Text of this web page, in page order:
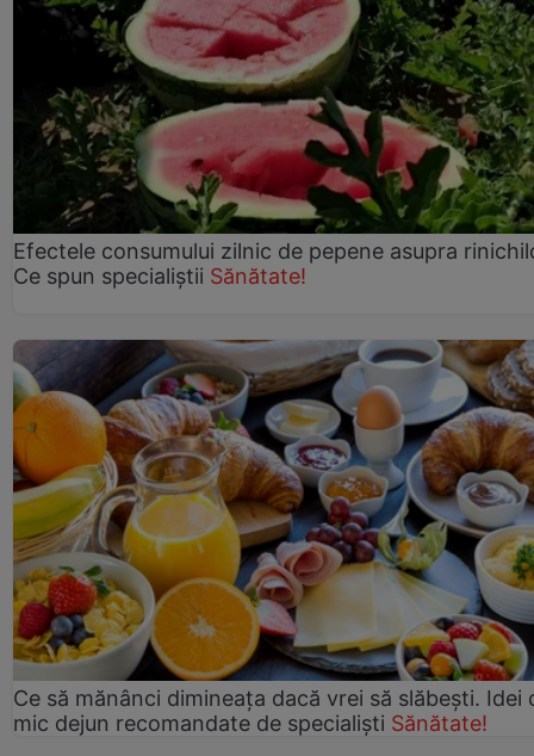
Efectele consumului zilnic de pepene asupra
Ce spun specialiștii Sănătate!
Ce să mănânci dimineața dacă vrei să slăbești. Idei
mic dejun recomandate de specialiști Sănătate!